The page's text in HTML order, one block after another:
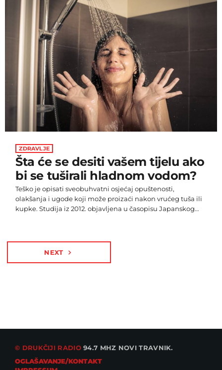
osnovana kako bi “iskorištavala” Sjedinjene Američke
Države. Ova odluka, koja bi […]
ZDRAVLJE
Šta će se desiti vašem tijelu ako
bi se tuširali hladnom vodom?
Teško je opisati sveobuhvatni osjećaj opuštenosti,
olakšanja i ugode koji može proizaći nakon vrućeg tuša ili
kupke. Studija iz 2012. objavljena u časopisu Japanskog
NEXT navigate_next
© DRUKČIJI RADIO94.7 MHZ NOVI TRAVNIK.
OGLAŠAVANJE/KONTAKT